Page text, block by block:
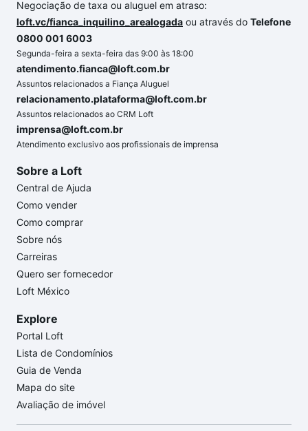
Negociação de taxa ou aluguel em atraso:
loft.vc/fianca_inquilino_arealogada ou através do Telefone
0800 001 6003
Segunda-feira a sexta-feira das 9:00 às 18:00
atendimento.fianca@loft.com.br
Assuntos relacionados a Fiança Aluguel
relacionamento.plataforma@loft.com.br
Assuntos relacionados ao CRM Loft
imprensa@loft.com.br
Atendimento exclusivo aos profissionais de imprensa
Sobre a Loft
Central de Ajuda
Como vender
Como comprar
Sobre nós
Carreiras
Quero ser fornecedor
Loft México
Explore
Portal Loft
Lista de Condomínios
Guia de Venda
Mapa do site
Avaliação de imóvel